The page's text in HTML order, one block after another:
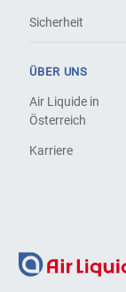
Sicherheit
ÜBER UNS
Air Liquide in
Österreich
Karriere